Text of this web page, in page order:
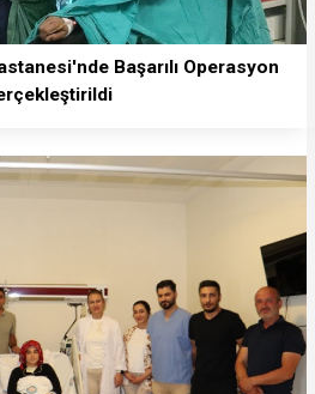
Başarılı Operasyon